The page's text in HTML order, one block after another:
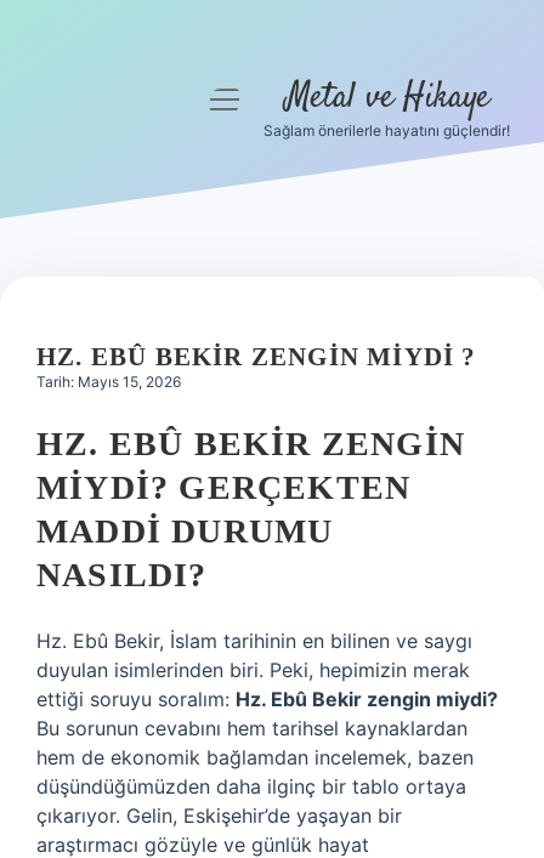
Hakkımızda
menüyüMetal ve Hikaye
Sağlam önerilerle hayatını güçlendir!
HZ. EBÛ BEKIR ZENGIN MIYDI ?
Tarih: Mayıs 15, 2026
HZ. EBÛ BEKIR ZENGIN
MIYDI? GERÇEKTEN
MADDI DURUMU
NASILDI?
Hz. Ebû Bekir, İslam tarihinin en bilinen ve saygı
duyulan isimlerinden biri. Peki, hepimizin merak
ettiği soruyu soralım: Hz. Ebû Bekir zengin miydi?
Bu sorunun cevabını hem tarihsel kaynaklardan
hem de ekonomik bağlamdan incelemek, bazen
düşündüğümüzden daha ilginç bir tablo ortaya
çıkarıyor. Gelin, Eskişehir’de yaşayan bir
araştırmacı gözüyle ve günlük hayat